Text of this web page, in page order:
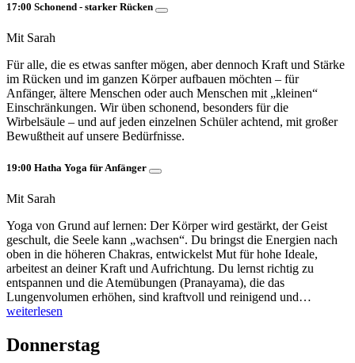
17:00 Schonend - starker Rücken
Mit Sarah
Für alle, die es etwas sanfter mögen, aber dennoch Kraft und Stärke
im Rücken und im ganzen Körper aufbauen möchten – für
Anfänger, ältere Menschen oder auch Menschen mit „kleinen“
Einschränkungen. Wir üben schonend, besonders für die
Wirbelsäule – und auf jeden einzelnen Schüler achtend, mit großer
Bewußtheit auf unsere Bedürfnisse.
19:00 Hatha Yoga für Anfänger
Mit Sarah
Yoga von Grund auf lernen: Der Körper wird gestärkt, der Geist
geschult, die Seele kann „wachsen“. Du bringst die Energien nach
oben in die höheren Chakras, entwickelst Mut für hohe Ideale,
arbeitest an deiner Kraft und Aufrichtung. Du lernst richtig zu
entspannen und die Atemübungen (Pranayama), die das
Lungenvolumen erhöhen, sind kraftvoll und reinigend und…
weiterlesen
Donnerstag